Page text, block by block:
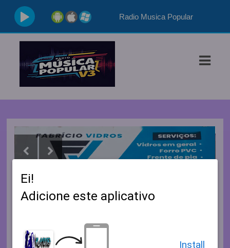
Ei!
Adicione este aplicativo
Install